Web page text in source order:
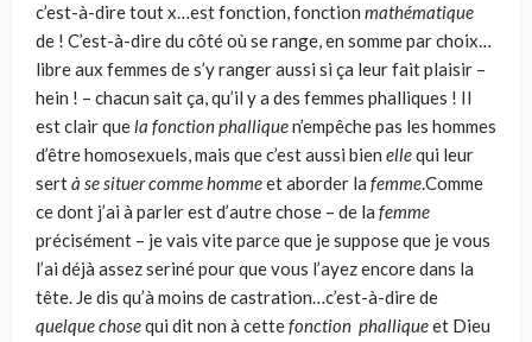
c’est-à-dire tout x…est fonction, fonction mathématique
de ! C’est-à-dire du côté où se range, en somme par choix…
libre aux femmes de s’y ranger aussi si ça leur fait plaisir –
hein ! – chacun sait ça, qu’il y a des femmes phalliques ! Il
est clair quela fonction phalliquen’empêche pas les hommes
d’être homosexuels, mais que c’est aussi bien ellequi leur
sertà se situer comme hommeet aborder la femme.Comme
ce dont j’ai à parler est d’autre chose – de la femme
précisément – je vais vite parce que je suppose que je vous
l’ai déjà assez seriné pour que vous l’ayez encore dans la
tête. Je dis qu’à moins de castration…c’est-à-dire de
quelque chosequi dit non à cettefonction phalliqueet Dieu